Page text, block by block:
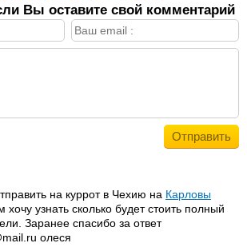
Вы оставите свой комментарий
на куррот в Чехию на Карловы
хочу узнать сколько будет стоить полный
Заранее спасибо за ответ
олеся